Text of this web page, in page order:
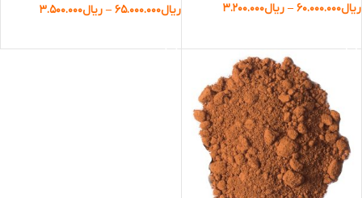
ریال۶۰.۰۰۰.۰۰۰ – ریال۳.۲۰۰.۰۰۰
ریال۶۵.۰۰۰.۰۰۰ – ریال۳.۵۰۰.۰۰۰